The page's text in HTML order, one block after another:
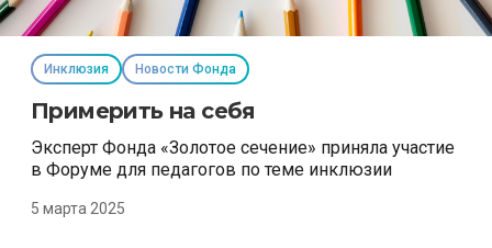
Инклюзия Новости Фонда
Примерить на себя
Эксперт Фонда «Золотое сечение» приняла участие
в Форуме для педагогов по теме инклюзии
5 марта 2025